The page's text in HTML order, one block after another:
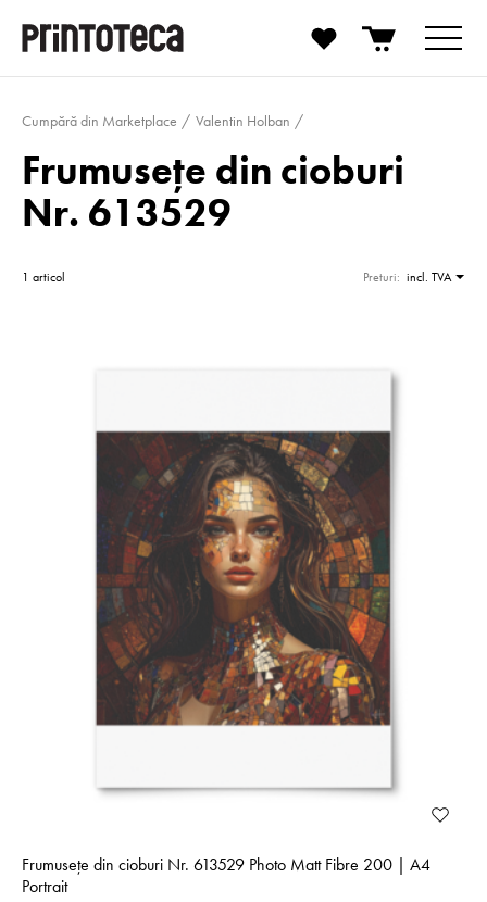
Cumpără din Marketplace Valentin Holban
Frumusețe din cioburi
Nr. 613529
1 articol Preturi: incl. TVA
Frumusețe din cioburi Nr. 613529 Photo Matt Fibre 200 | A4
Portrait